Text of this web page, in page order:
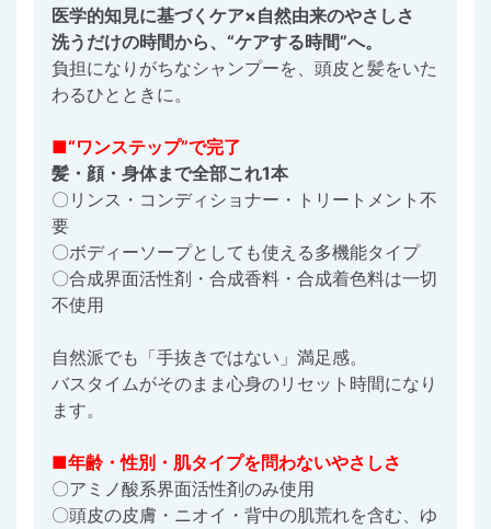
医学的知見に基づくケア×自然由来のやさしさ
洗うだけの時間から、“ケアする時間”へ。
負担になりがちなシャンプーを、頭皮と髪をいた
わるひとときに。
■“ワンステップ”で完了
髪・顔・身体まで全部これ1本
〇リンス・コンディショナー・トリートメント不
要
〇ボディーソープとしても使える多機能タイプ
〇合成界面活性剤・合成香料・合成着色料は一切
不使用
自然派でも「手抜きではない」満足感。
バスタイムがそのまま心身のリセット時間になり
ます。
■年齢・性別・肌タイプを問わないやさしさ
〇アミノ酸系界面活性剤のみ使用
〇頭皮の皮膚・ニオイ・背中の肌荒れを含む、ゆ